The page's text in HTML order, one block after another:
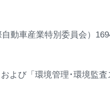
動車産業特別委員会）
よび「環境管理･環境監